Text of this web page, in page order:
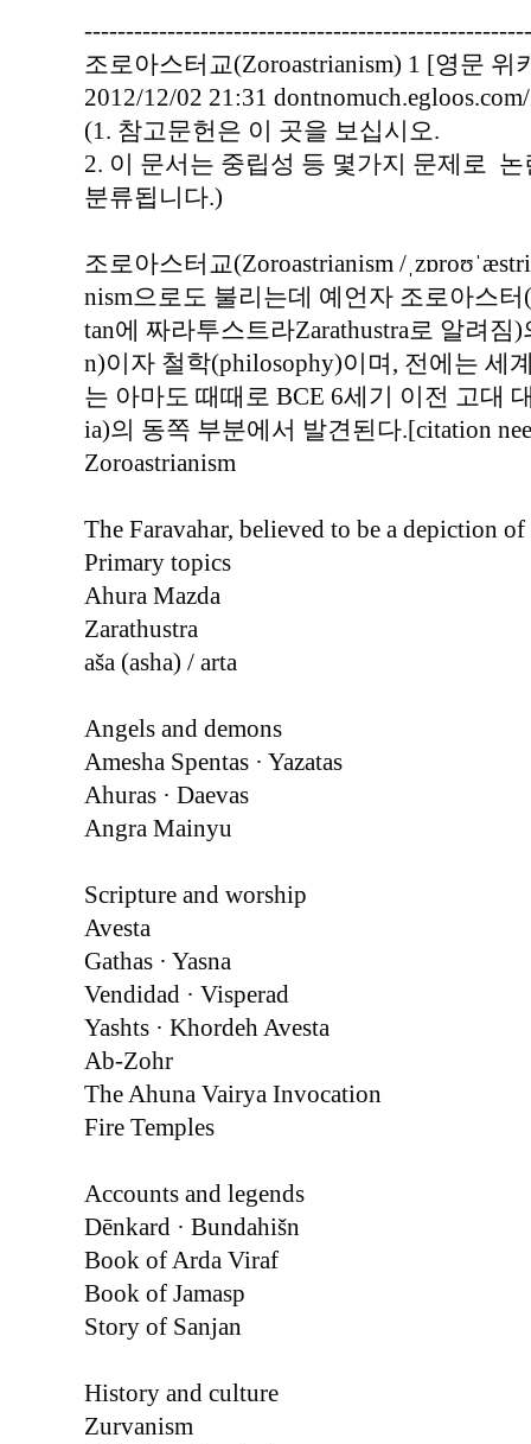
조로아스터교(Zoroastrianism) 1 [영문 위
2012/12/02 21:31
(1. 참고문헌은 이 곳을 보십시오.
2. 이 문서는 중립성 등 몇가지 문제로
분류됩니다.)
조로아스터교(Zoroastrianism /
nism으로도 불리는데 예언자 조로아스터
tan에 짜라투스트라Zarathustra로 알려
n)이자 철학(philosophy)이며, 전에는 세
는 아마도 때때로 BCE 6세기 이전 고대
ia)의 동쪽 부분에서 발견된다.[citation
Zoroastrianism
The Faravahar, believed to be a depiction
Primary topics
Ahura Mazda
Zarathustra
aša (asha) / arta
Angels and demons
Amesha Spentas · Yazatas
Ahuras · Daevas
Angra Mainyu
Scripture and worship
Avesta
Gathas · Yasna
Vendidad · Visperad
Yashts · Khordeh Avesta
Ab-Zohr
The Ahuna Vairya Invocation
Fire Temples
Accounts and legends
Dēnkard · Bundahišn
Book of Arda Viraf
Book of Jamasp
Story of Sanjan
History and culture
Zurvanism